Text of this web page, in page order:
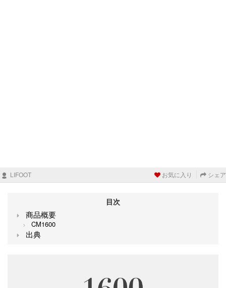
LIFOOT お気に入り シェア
目次
商品概要
CM1600
出典